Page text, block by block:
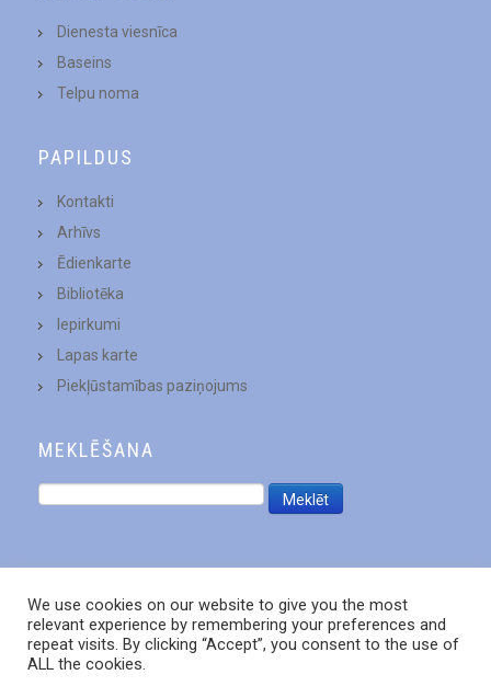
Dienesta viesnīca
Baseins
Telpu noma
PAPILDUS
Kontakti
Arhīvs
Ēdienkarte
Bibliotēka
Iepirkumi
Lapas karte
Piekļūstamības paziņojums
MEKLĒŠANA
We use cookies on our website to give you the most
relevant experience by remembering your preferences and
repeat visits. By clicking “Accept”, you consent to the use of
ALL the cookies.